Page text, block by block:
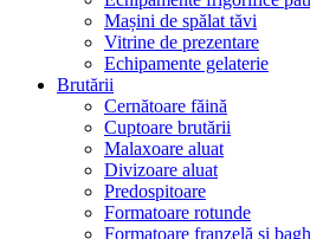
Mașini de spălat tăvi
Vitrine de prezentare
Echipamente gelaterie
Brutării
Cernătoare făină
Cuptoare brutării
Malaxoare aluat
Divizoare aluat
Predospitoare
Formatoare rotunde
Formatoare franzelă și